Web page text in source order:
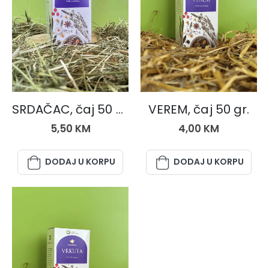
ČAJEVI
SRDAČAC, čaj 50 gr.
5,50 KM
DODAJ U KORPU
ČAJEVI
VEREM, čaj 50 gr.
4,00 KM
DODAJ U KORPU